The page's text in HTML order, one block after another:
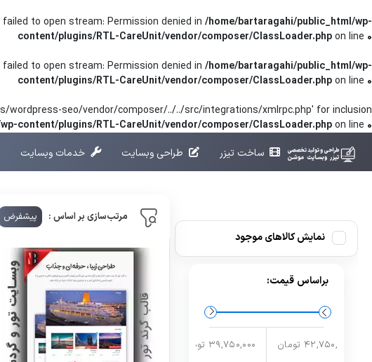
to open stream: Permission denied in /home/bartaragahi/public_html/wp-
content/plugins/RTL-CareUnit/vendor/composer/ClassLoader.phpon line 0
to open stream: Permission denied in /home/bartaragahi/public_html/wp-
content/plugins/RTL-CareUnit/vendor/composer/ClassLoader.phpon line 0
seo/vendor/composer/../../src/integrations/xmlrpc.php' for inclusion
content/plugins/RTL-CareUnit/vendor/composer/ClassLoader.phpon line 0
ساخت تیزر
طراحی وبسایت خدمات وبسایت
نمایش کالاهای موجود
براساس قیمت:
39,750,000 تومان 42,750,000 تومان
سایت تور و
مرتب‌سازی بر اساس : پیشفرض